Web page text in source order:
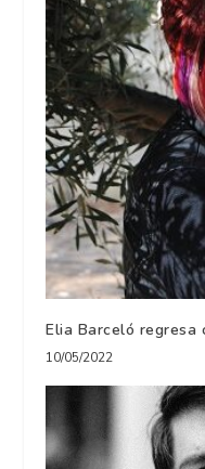
Elia Barceló regresa
10/05/2022